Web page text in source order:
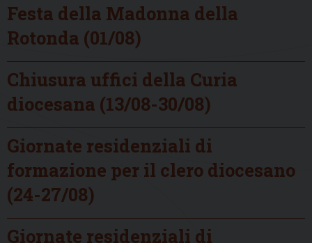
Festa della Madonna della
Rotonda (01/08)
Chiusura uffici della Curia
diocesana (13/08-30/08)
Giornate residenziali di
formazione per il clero diocesano
(24-27/08)
Giornate residenziali di